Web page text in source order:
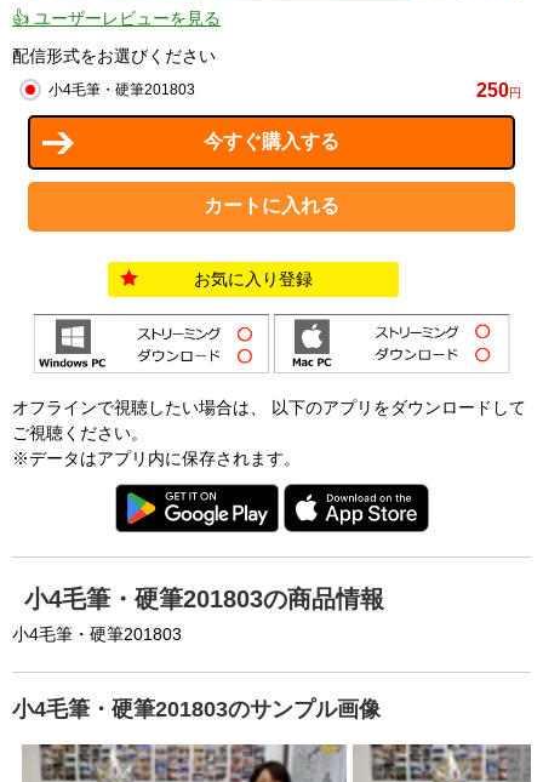
👍 ユーザーレビューを見る
配信形式をお選びください
小4毛筆・硬筆201803 250円
お気に入り登録
オフラインで視聴したい場合は、 以下のアプリをダウンロードして
ご視聴ください。
※データはアプリ内に保存されます。
小4毛筆・硬筆201803の商品情報
小4毛筆・硬筆201803
小4毛筆・硬筆201803のサンプル画像